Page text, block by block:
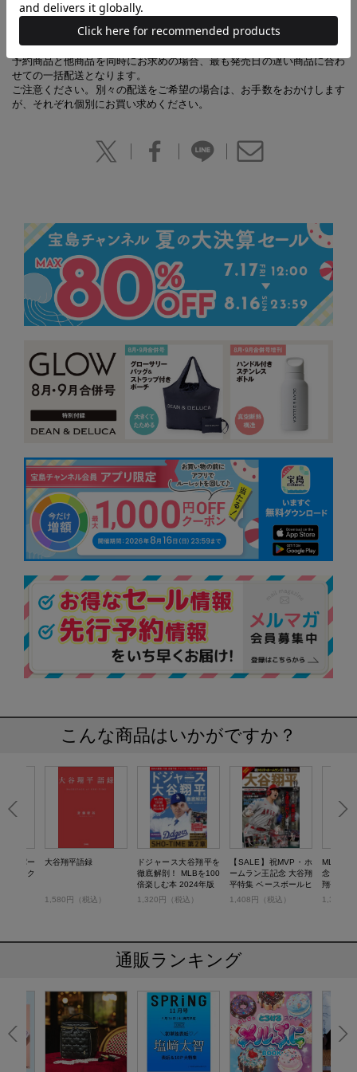
【あわせ買い時の配送について】
予約商品と他商品を同時にお求めの場合、最も発売日の遅い商品に合わ
せての一括配送となります。
ご注意ください。別々の配送をご希望の場合は、お手数をおかけします
が、それぞれ個別にお買い求めください。
こんな商品はいかがですか？
塁打パー
ブック
大谷翔平語録
1,580円（税込）
ドジャース大谷翔平を
徹底解剖！ MLBを100
倍楽しむ本 2024年版
1,320円（税込）
【SALE】祝MVP・ホ
ームラン王記念 大谷翔
平特集 ベースボールヒ
ーローBOOK
1,408円（税込）
MLBホ
念！
翔平メモ
ブック
1,375円
通販ランキング